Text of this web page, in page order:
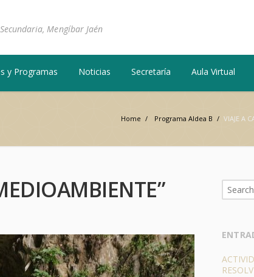
Mengíbar Jaén
y Programas Noticias Secretaría Aula Virtual
Home / Programa Aldea B / VIAJE A